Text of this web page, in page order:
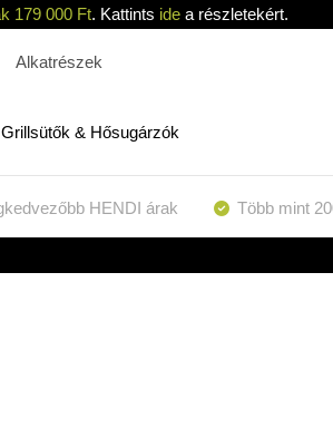
179 000 Ft. Kattints idea részletekért.
Alkatrészek
Grillsütők & Hősugárzók
HENDI árak Több mint